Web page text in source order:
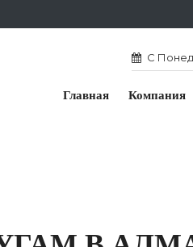
С
Главная Компания